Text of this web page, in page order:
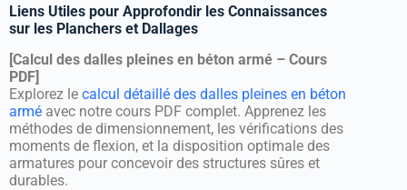
Liens Utiles pour Approfondir les Connaissances
sur les Planchers et Dallages
[Calcul des dalles pleines en béton armé – Cours
PDF]
Explorez le calcul détaillé des dalles pleines en béton
armé avec notre cours PDF complet. Apprenez les
méthodes de dimensionnement, les vérifications des
moments de flexion, et la disposition optimale des
armatures pour concevoir des structures sûres et
durables.